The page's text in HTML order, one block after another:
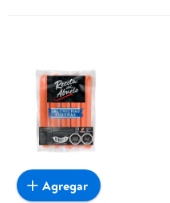
Agregar